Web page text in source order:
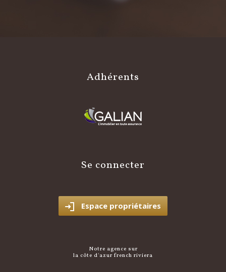
adhérents
se connecter
Espace propriétaires
notre agence sur
la côte d'azur french riviera